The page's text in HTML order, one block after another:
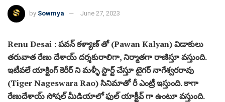
by Sowmya June 27, 2023
Renu Desai : పవన్ కళ్యాణ్ తో (Pawan Kalyan) విడాకులు
తరువాత రేణు దేశాయ్ దర్శకురాలిగా, నిర్మాతగా రాణిస్తూ వస్తుంది.
ఇటీవలే యాక్టింగ్ కెరీర్ ని మళ్ళీ స్టార్ట్ చేస్తూ టైగర్ నాగేశ్వరరావు
(Tiger Nageswara Rao) సినిమాతో రీ ఎంట్రీ ఇస్తుంది. కాగా
రేణుదేశాయ్ సోషల్ మీడియాలో ఫుల్ యాక్టీవ్ గా ఉంటూ వస్తుంది.